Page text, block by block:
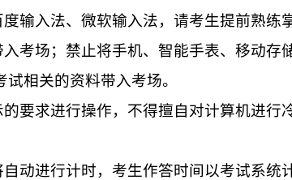
输入法、微软输入法，请考生提前熟练
考场；禁止将手机、智能手表、移动存
相关的资料带入考场。
要求进行操作，不得擅自对计算机进行
动进行计时，考生作答时间以考试系统